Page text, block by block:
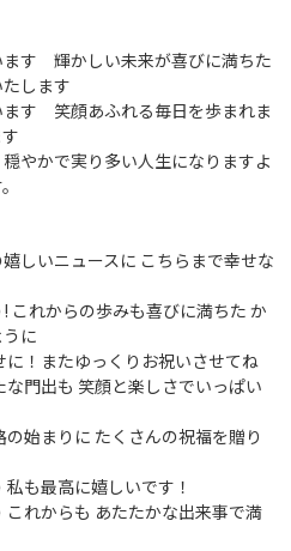
ます 輝かしい未来が喜びに満ちた
します
ます 笑顔あふれる毎日を歩まれま
やかで実り多い人生になりますよ
しいニュースに こちらまで幸せな
これからの歩みも喜びに満ちた か
に
に！またゆっくりお祝いさせてね
な門出も 笑顔と楽しさでいっぱい
始まりに たくさんの祝福を贈り
も最高に嬉しいです！
これからも あたたかな出来事で満